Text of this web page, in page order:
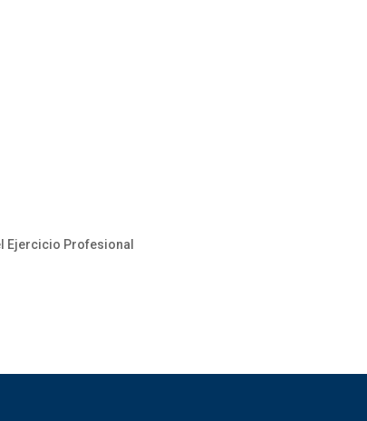
Ejercicio Profesional